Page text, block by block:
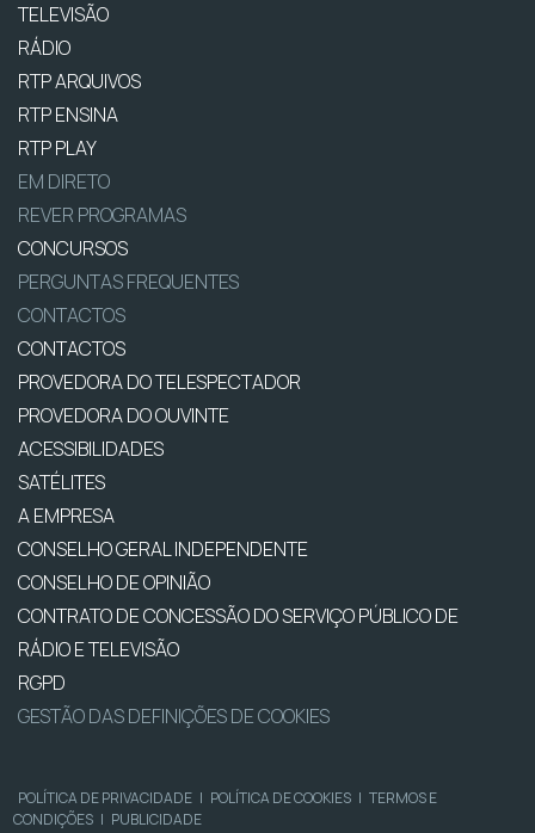
TELEVISÃO
RÁDIO
RTP ARQUIVOS
RTP ENSINA
RTP PLAY
EM DIRETO
REVER PROGRAMAS
CONCURSOS
PERGUNTAS FREQUENTES
CONTACTOS
CONTACTOS
PROVEDORA DO TELESPECTADOR
PROVEDORA DO OUVINTE
ACESSIBILIDADES
SATÉLITES
A EMPRESA
CONSELHO GERAL INDEPENDENTE
CONSELHO DE OPINIÃO
CONTRATO DE CONCESSÃO DO SERVIÇO PÚBLICO DE
RÁDIO E TELEVISÃO
RGPD
GESTÃO DAS DEFINIÇÕES DE COOKIES
POLÍTICA DE PRIVACIDADE | POLÍTICA DE COOKIES | TERMOS E
CONDIÇÕES | PUBLICIDADE